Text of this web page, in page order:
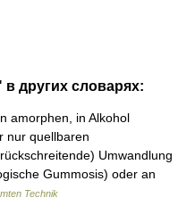
других словарях:
amorphen, in Alkohol
nur quellbaren
Umwandlung
Gummosis) oder an
Technik